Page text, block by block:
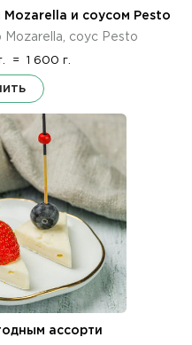
Mozarella и соусом Pesto
Mozarella, соус Pesto
= 1 600 г.
ассорти